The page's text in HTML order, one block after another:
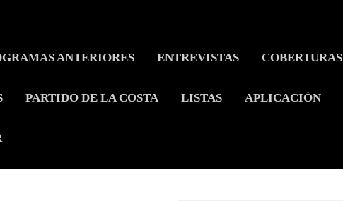
ANTERIORES ENTREVISTAS COBERTURAS
PARTIDO DE LA COSTA LISTAS APLICACIÓN